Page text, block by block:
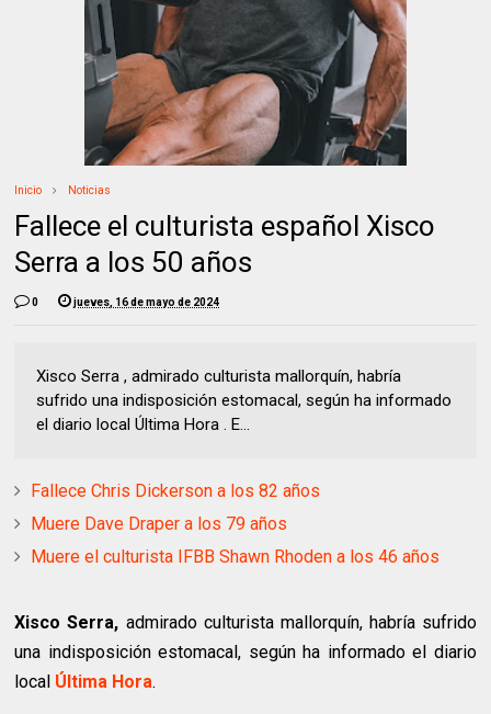
Inicio Noticias
Fallece el culturista español Xisco
Serra a los 50 años
0 jueves, 16 de mayo de 2024
Xisco Serra , admirado culturista mallorquín, habría
sufrido una indisposición estomacal, según ha informado
el diario local Última Hora . E...
Fallece Chris Dickerson a los 82 años
Muere Dave Draper a los 79 años
Muere el culturista IFBB Shawn Rhoden a los 46 años
Xisco Serra, admirado culturista mallorquín, habría sufrido
una indisposición estomacal, según ha informado el diario
local Última Hora.